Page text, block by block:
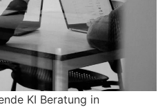
KI Beratung in